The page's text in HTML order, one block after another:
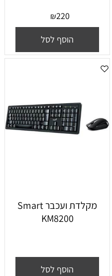
₪220
הוסף לסל
‏מקלדת ועכבר Smart
KM8200
הוסף לסל